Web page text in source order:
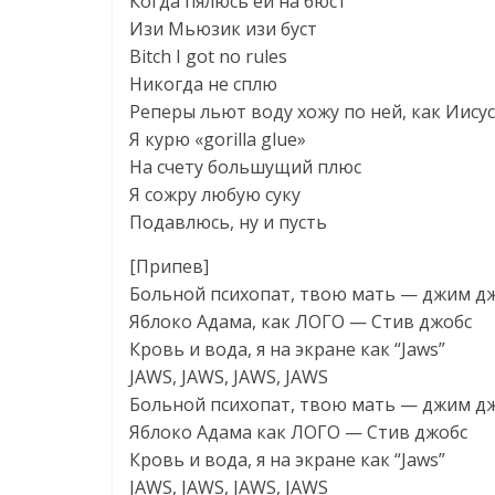
Изи Мьюзик изи буст
Bitch I got no rules
Никогда не сплю
Реперы льют воду хожу по ней, как Иисус
Я курю «gorilla glue»
На счету большущий плюс
Я сожру любую суку
Подавлюсь, ну и пусть
[Припев]
Больной психопат, твою мать — джим
Яблоко Адама, как ЛОГО — Стив джобс
Кровь и вода, я на экране как “Jaws”
JAWS, JAWS, JAWS, JAWS
Больной психопат, твою мать — джим
Яблоко Адама как ЛОГО — Стив джобс
Кровь и вода, я на экране как “Jaws”
JAWS, JAWS, JAWS, JAWS